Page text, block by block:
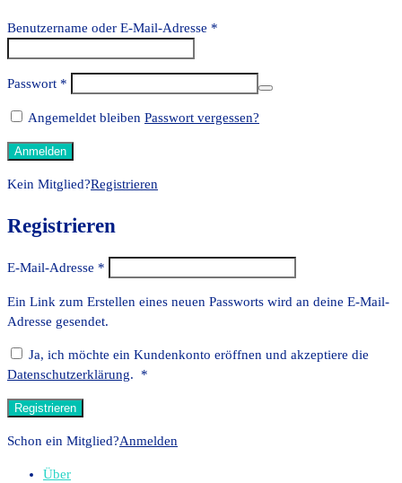
Benutzername oder E-Mail-Adresse *
Passwort *
Angemeldet bleiben Passwort vergessen?
Anmelden
Kein Mitglied?Registrieren
Registrieren
E-Mail-Adresse *
Ein Link zum Erstellen eines neuen Passworts wird an deine E-Mail-
Adresse gesendet.
Ja, ich möchte ein Kundenkonto eröffnen und akzeptiere die
Datenschutzerklärung. *
Registrieren
Schon ein Mitglied?Anmelden
Über